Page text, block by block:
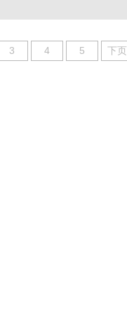
3 4 5 下页